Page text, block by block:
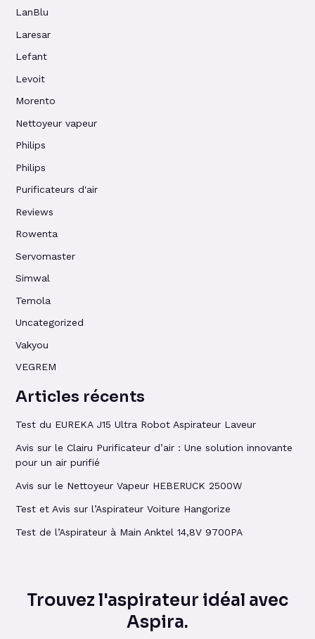
LanBlu
Laresar
Lefant
Levoit
Morento
Nettoyeur vapeur
Philips
Philips
Purificateurs d'air
Reviews
Rowenta
Servomaster
Simwal
Temola
Uncategorized
Vakyou
VEGREM
Articles récents
Test du EUREKA J15 Ultra Robot Aspirateur Laveur
Avis sur le Clairu Purificateur d’air : Une solution innovante
pour un air purifié
Avis sur le Nettoyeur Vapeur HEBERUCK 2500W
Test et Avis sur l’Aspirateur Voiture Hangorize
Test de l’Aspirateur à Main Anktel 14,8V 9700PA
Trouvez l'aspirateur idéal avec
Aspira.